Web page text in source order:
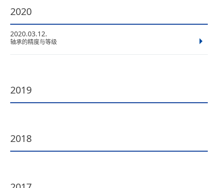
2020
2020.03.12.
轴承的精度与等级
2019
2018